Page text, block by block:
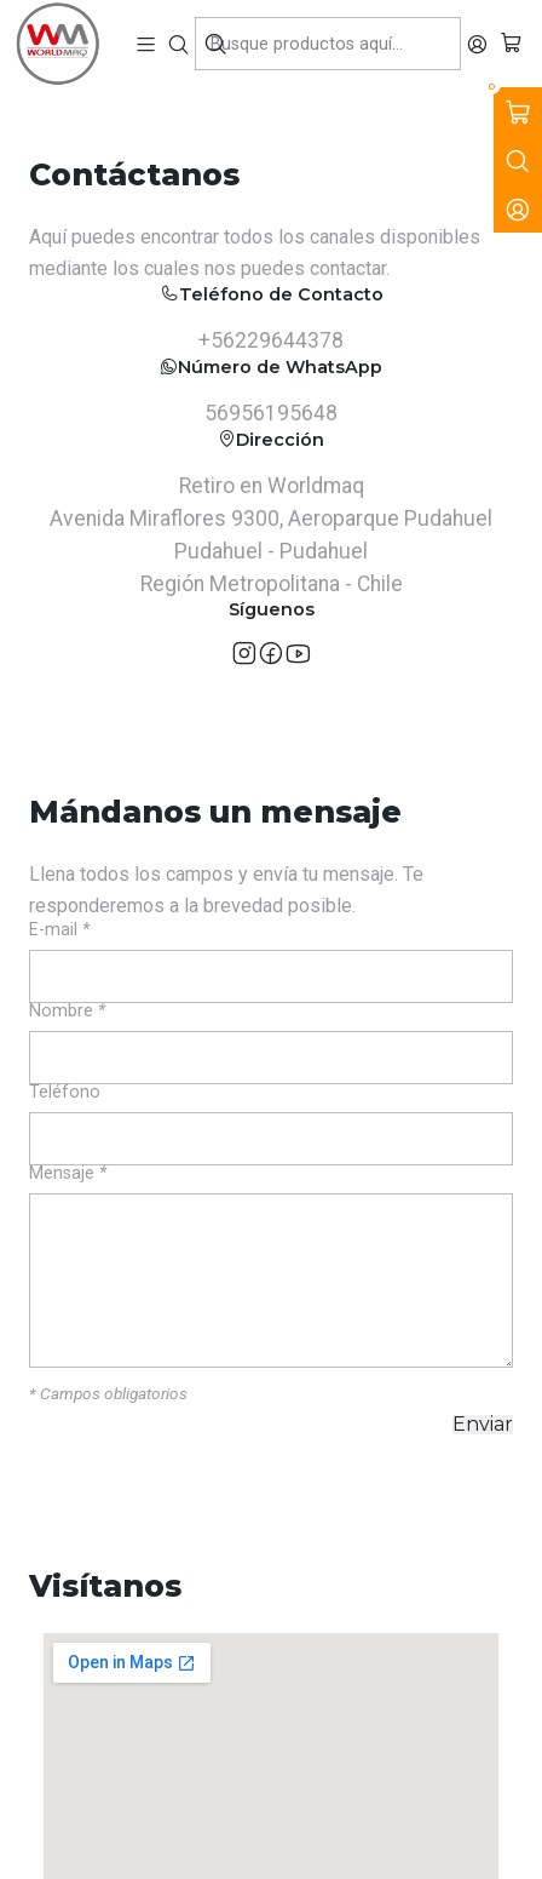
0
VENTA, ARRIENDO Y SERVICIO DE MAQUINARIA PARA LA
CONSTRUCCIÓN, MINERÍA E INDUSTRIA.
Inicio Contacto
Contáctanos
Aquí puedes encontrar todos los canales disponibles
mediante los cuales nos puedes contactar.
Teléfono de Contacto
+56229644378
Número de WhatsApp
56956195648
Dirección
Retiro en Worldmaq
Avenida Miraflores 9300, Aeroparque Pudahuel
Pudahuel - Pudahuel
Región Metropolitana - Chile
Síguenos
Mándanos un mensaje
Llena todos los campos y envía tu mensaje. Te
responderemos a la brevedad posible.
E-mail *
Nombre *
Teléfono
Mensaje *
* Campos obligatorios
Visítanos